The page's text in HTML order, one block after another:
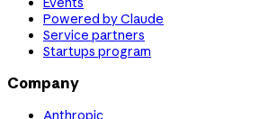
Powered by Claude
Service partners
Startups program
Company
Anthropic